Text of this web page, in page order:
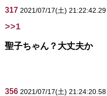
317 2021/07/17(土) 21:22:42.29
>>1
聖子ちゃん？大丈夫か
356 2021/07/17(土) 21:24:20.58